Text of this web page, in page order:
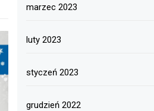
marzec 2023
luty 2023
styczeń 2023
grudzień 2022